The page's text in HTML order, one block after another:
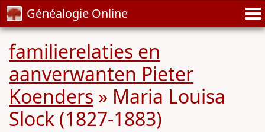
Généalogie Online
familierelaties en
aanverwanten Pieter
Koenders » Maria Louisa
Slock (1827-1883)